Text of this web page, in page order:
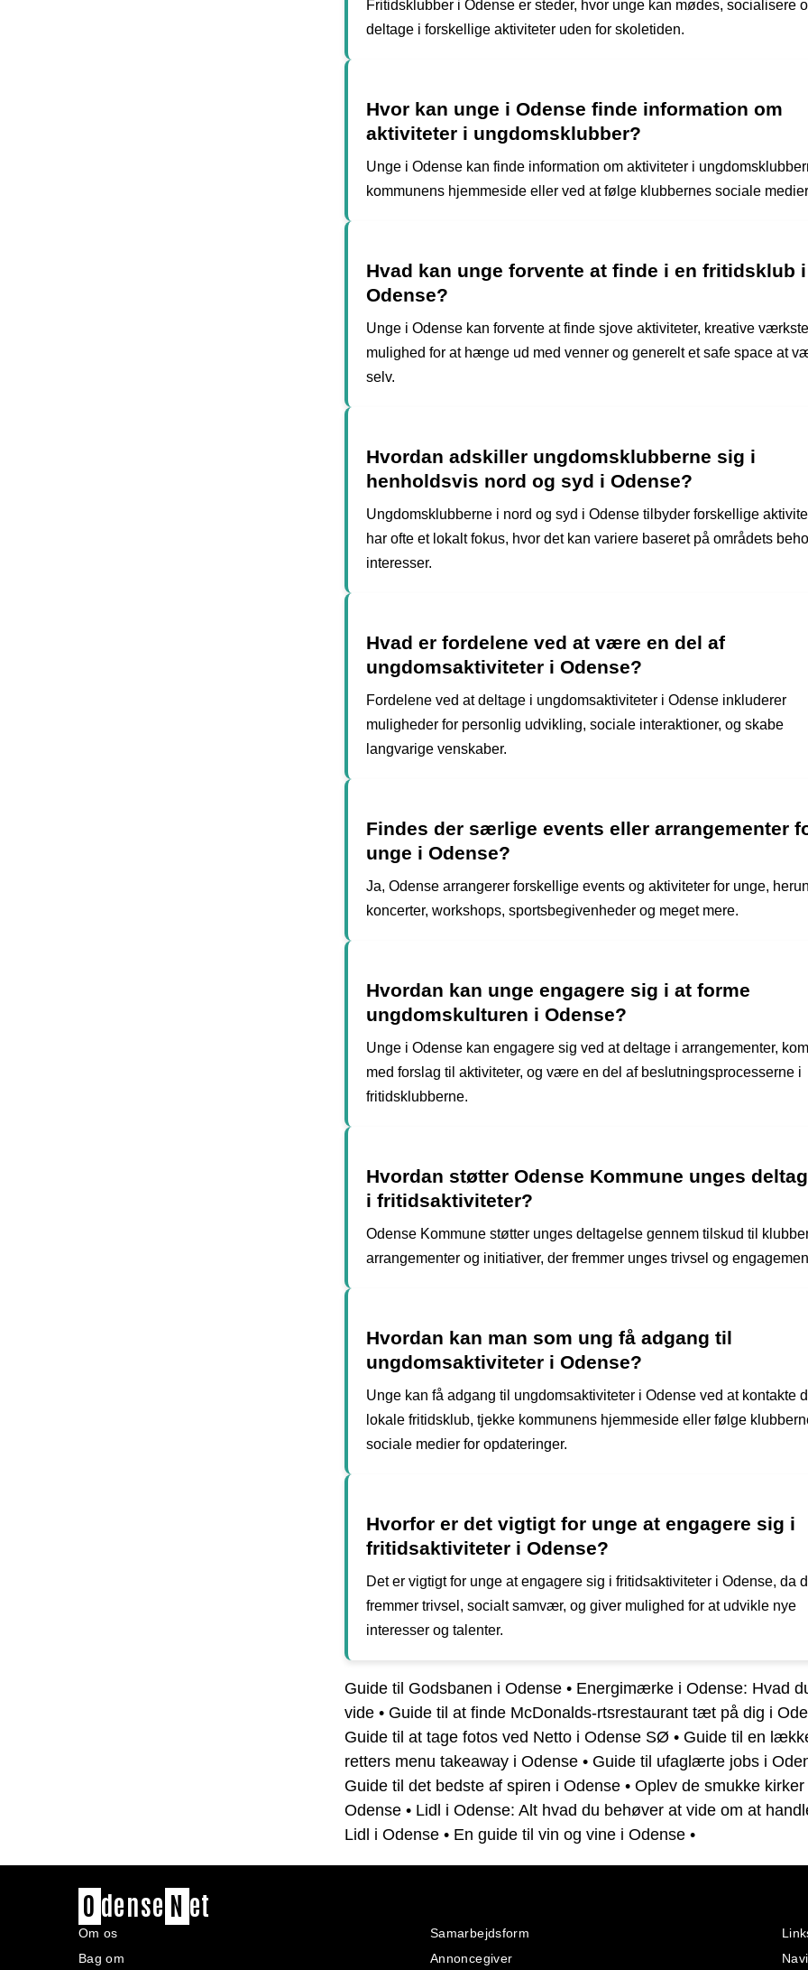
Fritidsklubber i Odense er steder, hvor unge kan mødes, socialisere
deltage i forskellige aktiviteter uden for skoletiden.
Hvor kan unge i Odense finde information om
aktiviteter i ungdomsklubber?
Unge i Odense kan finde information om aktiviteter i
kommunens hjemmeside eller ved at følge klubbernes sociale
Hvad kan unge forvente at finde i en fritidsklub i
Odense?
Unge i Odense kan forvente at finde sjove aktiviteter, kreative
mulighed for at hænge ud med venner og generelt et safe space at
selv.
Hvordan adskiller ungdomsklubberne sig i
henholdsvis nord og syd i Odense?
Ungdomsklubberne i nord og syd i Odense tilbyder forskellige
har ofte et lokalt fokus, hvor det kan variere baseret på områdets
interesser.
Hvad er fordelene ved at være en del af
ungdomsaktiviteter i Odense?
Fordelene ved at deltage i ungdomsaktiviteter i Odense inkluderer
muligheder for personlig udvikling, sociale interaktioner, og skabe
langvarige venskaber.
Findes der særlige events eller arrangementer
unge i Odense?
Ja, Odense arrangerer forskellige events og aktiviteter for unge,
koncerter, workshops, sportsbegivenheder og meget mere.
Hvordan kan unge engagere sig i at forme
ungdomskulturen i Odense?
Unge i Odense kan engagere sig ved at deltage i arrangementer,
med forslag til aktiviteter, og være en del af beslutningsprocesserne i
fritidsklubberne.
Hvordan støtter Odense Kommune unges
i fritidsaktiviteter?
Odense Kommune støtter unges deltagelse gennem tilskud til
arrangementer og initiativer, der fremmer unges trivsel og
Hvordan kan man som ung få adgang til
ungdomsaktiviteter i Odense?
Unge kan få adgang til ungdomsaktiviteter i Odense ved at kontakte
lokale fritidsklub, tjekke kommunens hjemmeside eller følge
sociale medier for opdateringer.
Hvorfor er det vigtigt for unge at engagere sig i
fritidsaktiviteter i Odense?
Det er vigtigt for unge at engagere sig i fritidsaktiviteter i Odense, da
fremmer trivsel, socialt samvær, og giver mulighed for at udvikle nye
interesser og talenter.
Guide til Godsbanen i Odense • Energimærke i Odense: Hvad
vide • Guide til at finde McDonalds-rtsrestaurant tæt på dig i
Guide til at tage fotos ved Netto i Odense SØ • Guide til en
retters menu takeaway i Odense • Guide til ufaglærte jobs i
Guide til det bedste af spiren i Odense • Oplev de smukke kirker
Odense • Lidl i Odense: Alt hvad du behøver at vide om at
Lidl i Odense • En guide til vin og vine i Odense •
O dense N et
Om os
Bag om
Samarbejdsform
Annoncegiver